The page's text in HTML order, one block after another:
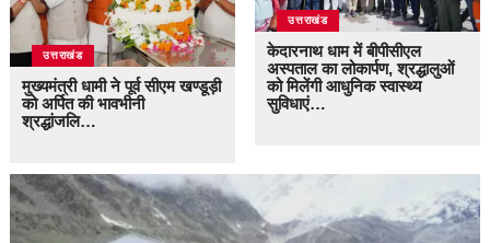
उत्तराखंड
मुख्यमंत्री धामी ने पूर्व सीएम खण्डूड़ी
को अर्पित की भावभीनी
श्रद्धांजलि…
उत्तराखंड
केदारनाथ धाम में बीपीसीएल
अस्पताल का लोकार्पण, श्रद्धालुओं
को मिलेंगी आधुनिक स्वास्थ्य
सुविधाएं…